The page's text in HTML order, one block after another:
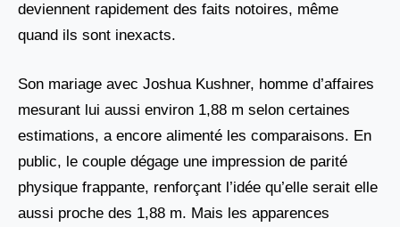
deviennent rapidement des faits notoires, même
quand ils sont inexacts.
Son mariage avec Joshua Kushner, homme d’affaires
mesurant lui aussi environ 1,88 m selon certaines
estimations, a encore alimenté les comparaisons. En
public, le couple dégage une impression de parité
physique frappante, renforçant l’idée qu’elle serait elle
aussi proche des 1,88 m. Mais les apparences